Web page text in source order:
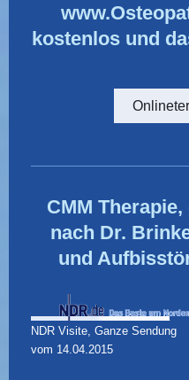
kostenlos und
CMM
nach Dr.
und
NDR Visite, Ganze Sendung
vom 14.04.2015